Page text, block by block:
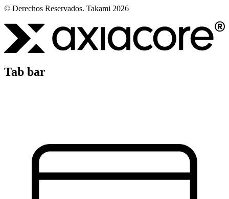
© Derechos Reservados. Takami 2026
Tab bar